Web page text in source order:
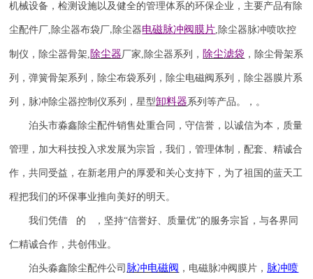
机械设备，检测设施以及健全的管理体系的环保企业，主要产品有除
尘配件厂, 除尘器布袋厂, 除尘器电磁脉冲阀膜片, 除尘器脉冲喷吹控
制仪 ， 除尘器骨架,除尘器厂家, 除尘器系列， 除尘滤袋 ，除尘骨架系
列，弹簧骨架系列，除尘布袋系列，除尘电磁阀系列，除尘器膜片系
列，脉冲除尘器控制仪系列，星型卸料器系列等产品。，。
泊头市淼鑫除尘配件销售处重合同，守信誉，以诚信为本，质量
管理，加大科技投入求发展为宗旨，我们，管理体制，配套、精诚合
作，共同受益，在新老用户的厚爱和关心支持下，为了祖国的蓝天工
程把我们的环保事业推向美好的明天。
我们凭借 的 ，坚持“信誉好、质量优”的服务宗旨，与各界同
仁精诚合作，共创伟业。
泊头淼鑫除尘配件公司 脉冲电磁阀 ，电磁脉冲阀膜片， 脉冲喷